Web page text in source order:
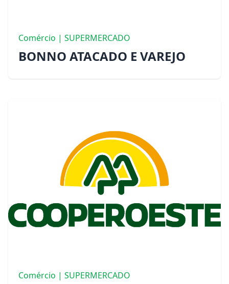
Comércio | SUPERMERCADO
BONNO ATACADO E VAREJO
Comércio | SUPERMERCADO